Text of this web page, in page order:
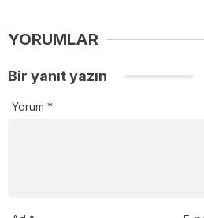
YORUMLAR
Bir yanıt yazın
Yorum *